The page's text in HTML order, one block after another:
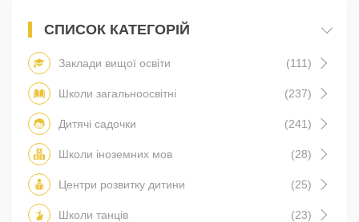
СПИСОК КАТЕГОРІЙ
Заклади вищої освіти (111)
Школи загальноосвітні (237)
Дитячі садочки (241)
Школи іноземних мов (28)
Центри розвитку дитини (25)
Школи танців (23)